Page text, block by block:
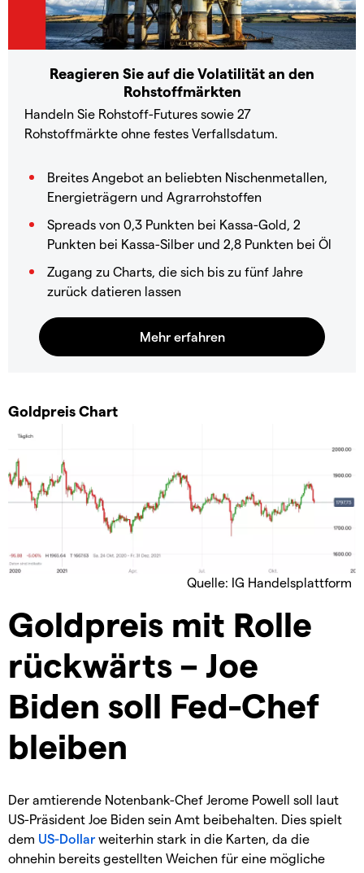
Reagieren Sie auf die Volatilität an den
Rohstoffmärkten
Handeln Sie Rohstoff-Futures sowie 27
Rohstoffmärkte ohne festes Verfallsdatum.
Breites Angebot an beliebten Nischenmetallen,
Energieträgern und Agrarrohstoffen
Spreads von 0,3 Punkten bei Kassa-Gold, 2
Punkten bei Kassa-Silber und 2,8 Punkten bei Öl
Zugang zu Charts, die sich bis zu fünf Jahre
zurück datieren lassen
Goldpreis Chart
Quelle: IG Handelsplattform
Goldpreis mit Rolle
rückwärts – Joe
Biden soll Fed-Chef
bleiben
Der amtierende Notenbank-Chef Jerome Powell soll laut
US-Präsident Joe Biden sein Amt beibehalten. Dies spielt
dem US-Dollar weiterhin stark in die Karten, da die
ohnehin bereits gestellten Weichen für eine mögliche